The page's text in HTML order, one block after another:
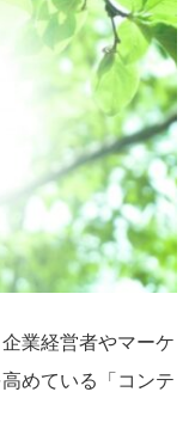
業経営者やマーケ
めている「コンテ